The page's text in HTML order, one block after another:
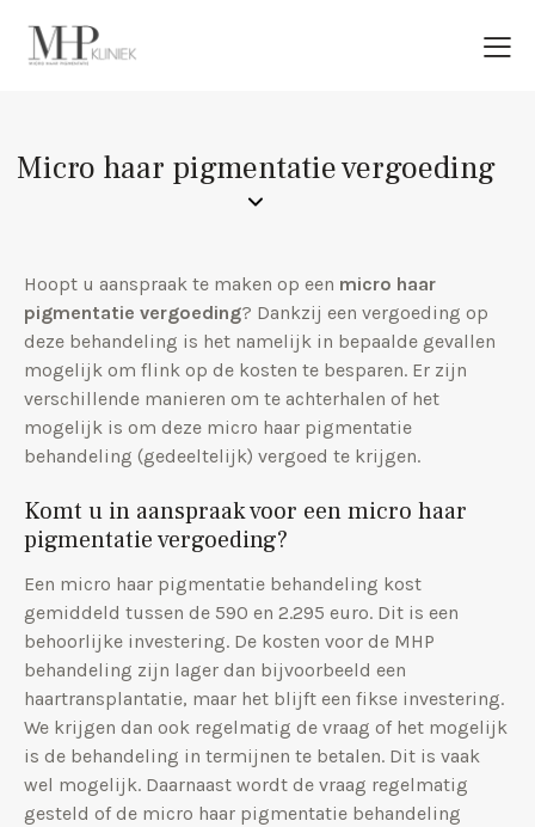
Micro haar pigmentatie vergoeding
Hoopt u aanspraak te maken op een micro haar
pigmentatie vergoeding? Dankzij een vergoeding op
deze behandeling is het namelijk in bepaalde gevallen
mogelijk om flink op de kosten te besparen. Er zijn
verschillende manieren om te achterhalen of het
mogelijk is om deze micro haar pigmentatie
behandeling (gedeeltelijk) vergoed te krijgen.
Komt u in aanspraak voor een micro haar
pigmentatie vergoeding?
Een micro haar pigmentatie behandeling kost
gemiddeld tussen de 590 en 2.295 euro. Dit is een
behoorlijke investering. De kosten voor de MHP
behandeling zijn lager dan bijvoorbeeld een
haartransplantatie, maar het blijft een fikse investering.
We krijgen dan ook regelmatig de vraag of het mogelijk
is de behandeling in termijnen te betalen. Dit is vaak
wel mogelijk. Daarnaast wordt de vraag regelmatig
gesteld of de micro haar pigmentatie behandeling